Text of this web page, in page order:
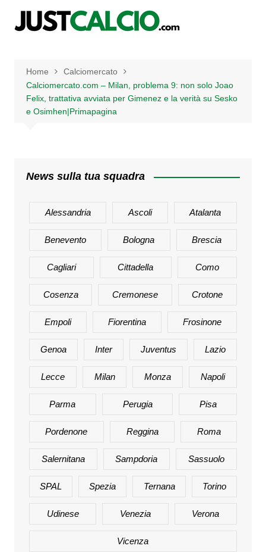
Home
Calciomercato
Calciomercato.com – Milan, problema 9: non solo Joao
Felix, trattativa avviata per Gimenez e la verità su Sesko
e Osimhen|Primapagina
News sulla tua squadra
Alessandria Ascoli Atalanta
Benevento Bologna Brescia
Cagliari Cittadella Como
Cosenza Cremonese Crotone
Empoli Fiorentina Frosinone
Genoa Inter Juventus Lazio
Lecce Milan Monza Napoli
Parma Perugia Pisa
Pordenone Reggina Roma
Salernitana Sampdoria Sassuolo
SPAL Spezia Ternana Torino
Udinese Venezia Verona
Vicenza